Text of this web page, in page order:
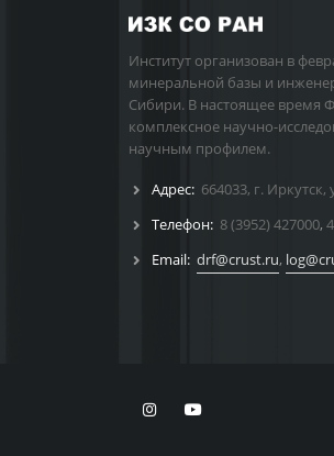
Институт организован в
минеральной базы и
Сибири. В настоящее время
комплексное научно-
научным профилем.
Адрес: 664033, г.
Телефон: 8 (3952) 427000,
Email: drf@crust.ru,